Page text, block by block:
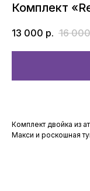
Комплект
13 000 р. 16 000
Комплект двойка из
Макси и роскошная